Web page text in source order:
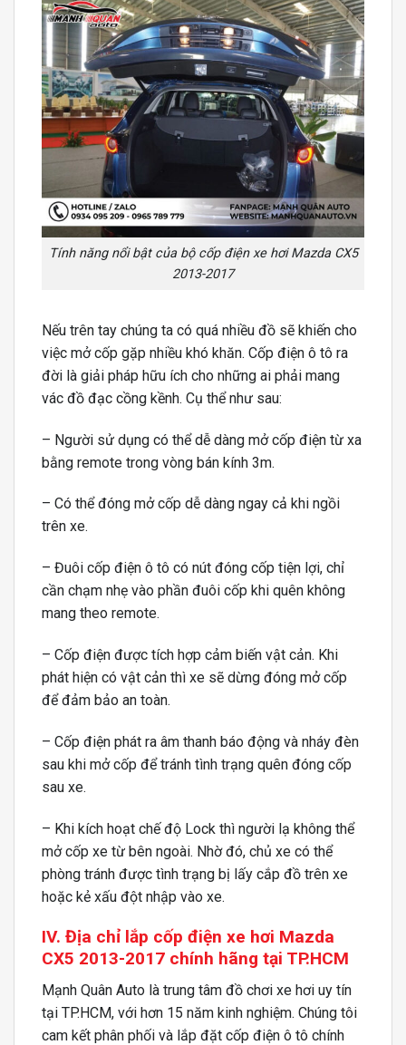
Tính năng nổi bật của bộ cốp điện xe hơi Mazda CX5
2013-2017
Nếu trên tay chúng ta có quá nhiều đồ sẽ khiến cho
việc mở cốp gặp nhiều khó khăn. Cốp điện ô tô ra
đời là giải pháp hữu ích cho những ai phải mang
vác đồ đạc cồng kềnh. Cụ thể như sau:
– Người sử dụng có thể dễ dàng mở cốp điện từ xa
bằng remote trong vòng bán kính 3m.
– Có thể đóng mở cốp dễ dàng ngay cả khi ngồi
trên xe.
– Đuôi cốp điện ô tô có nút đóng cốp tiện lợi, chỉ
cần chạm nhẹ vào phần đuôi cốp khi quên không
mang theo remote.
– Cốp điện được tích hợp cảm biến vật cản. Khi
phát hiện có vật cản thì xe sẽ dừng đóng mở cốp
để đảm bảo an toàn.
– Cốp điện phát ra âm thanh báo động và nháy đèn
sau khi mở cốp để tránh tình trạng quên đóng cốp
sau xe.
– Khi kích hoạt chế độ Lock thì người lạ không thể
mở cốp xe từ bên ngoài. Nhờ đó, chủ xe có thể
phòng tránh được tình trạng bị lấy cắp đồ trên xe
hoặc kẻ xấu đột nhập vào xe.
IV. Địa chỉ lắp cốp điện xe hơi Mazda
CX5 2013-2017 chính hãng tại TP.HCM
Mạnh Quân Auto là trung tâm đồ chơi xe hơi uy tín
tại TP.HCM, với hơn 15 năm kinh nghiệm. Chúng tôi
cam kết phân phối và lắp đặt cốp điện ô tô chính